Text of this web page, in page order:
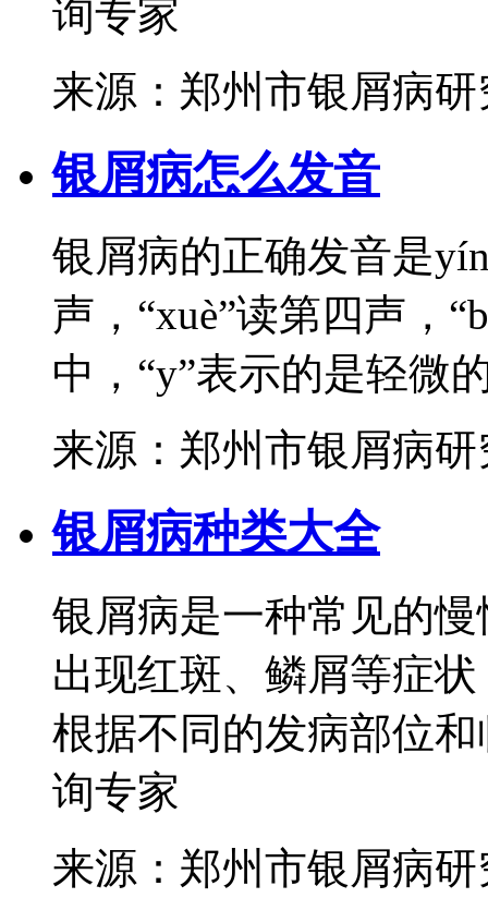
询专家
来源：郑州市银屑病
银屑病怎么发音
银屑病的正确发音是
声，“xuè”读第四声，
中，“y”表示的是轻微
来源：郑州市银屑病
银屑病种类大全
银屑病是一种常见的
出现红斑、鳞屑等症
根据不同的发病部位
询专家
来源：郑州市银屑病